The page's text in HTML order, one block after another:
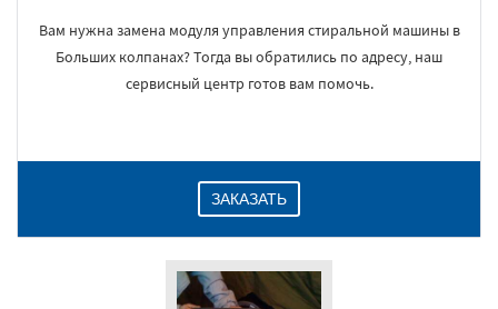
Вам нужна замена модуля управления стиральной машины в
Больших колпанах? Тогда вы обратились по адресу, наш
сервисный центр готов вам помочь.
ЗАКАЗАТЬ